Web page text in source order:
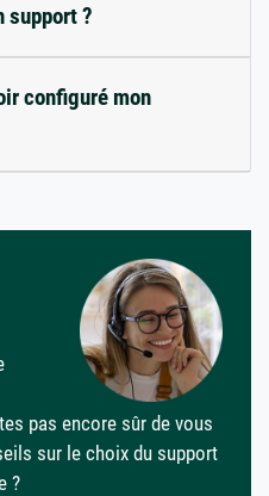
support ?
configuré mon
pas encore sûr de vous
sur le choix du support
?